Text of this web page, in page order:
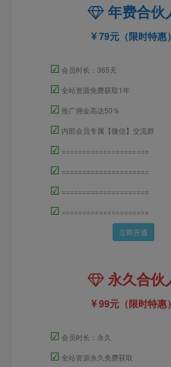
年费合伙
79元（限时特惠）
☑ 会员时长：365天
☑ 全站资源免费获取1年
☑ 推广佣金高达50％
☑ 内部会员专属【微信】交流群
☑ =====================
☑ =====================
☑ =====================
☑ =====================
立即开通
永久合伙
99元（限时特惠）
☑ 会员时长：永久
☑ 全站资源永久免费获取